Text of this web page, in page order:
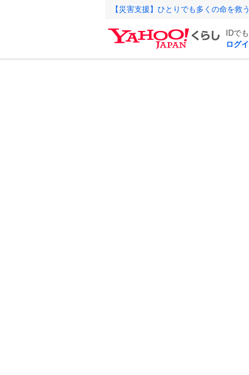
【災害支援】ひとりでも多くの命を救
IDで
ログ